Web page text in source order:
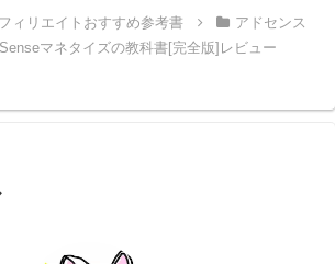
ィリエイトおすすめ参考書
アドセンス
マネタイズの教科書[完全版]レビュー